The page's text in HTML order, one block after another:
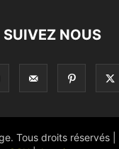
SUIVEZ NOUS
Tous droits réservés |